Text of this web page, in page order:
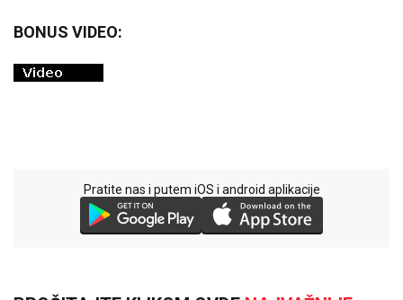
BONUS VIDEO:
Pratite nas i putem iOS i android aplikacije